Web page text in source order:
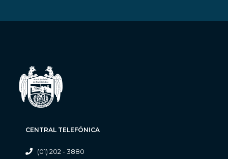
CENTRAL TELEFÓNICA
(01) 202 - 3880